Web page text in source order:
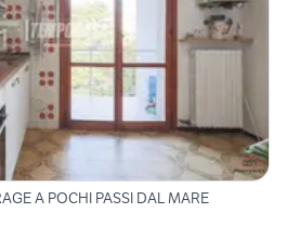
A POCHI PASSI DAL MARE